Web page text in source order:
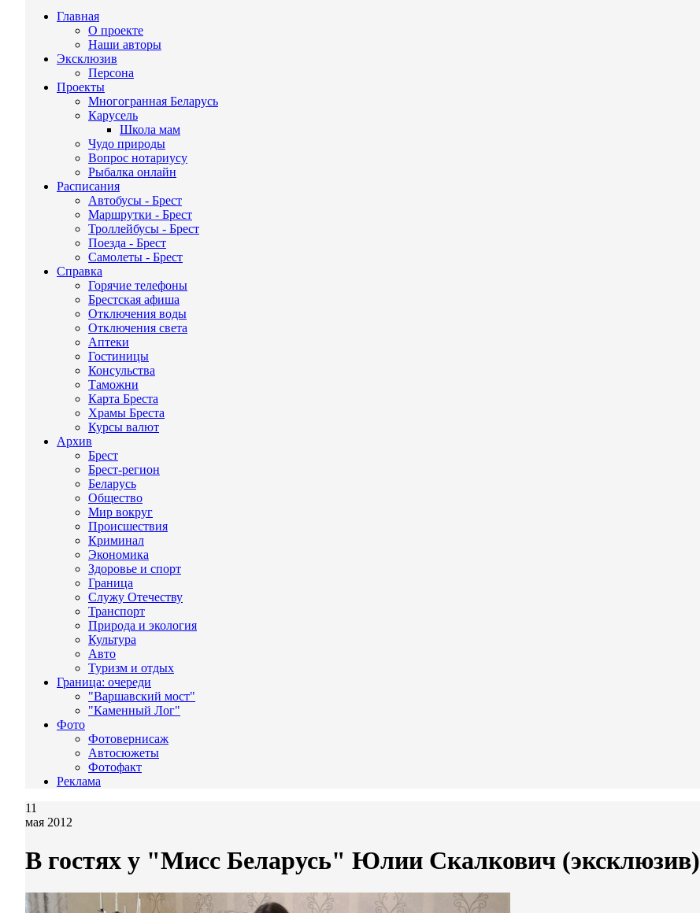
Главная
О проекте
Наши авторы
Эксклюзив
Персона
Проекты
Многогранная Беларусь
Карусель
Школа мам
Чудо природы
Вопрос нотариусу
Рыбалка онлайн
Расписания
Автобусы - Брест
Маршрутки - Брест
Троллейбусы - Брест
Поезда - Брест
Самолеты - Брест
Справка
Горячие телефоны
Брестская афиша
Отключения воды
Отключения света
Аптеки
Гостиницы
Консульства
Таможни
Карта Бреста
Храмы Бреста
Курсы валют
Архив
Брест
Брест-регион
Беларусь
Общество
Мир вокруг
Происшествия
Криминал
Экономика
Здоровье и спорт
Граница
Служу Отечеству
Транспорт
Природа и экология
Культура
Авто
Туризм и отдых
Граница: очереди
"Варшавский мост"
"Каменный Лог"
Фото
Фотовернисаж
Автосюжеты
Фотофакт
Реклама
11
мая 2012
В гостях у "Мисс Беларусь" Юлии Скалкович (эксклюзив)